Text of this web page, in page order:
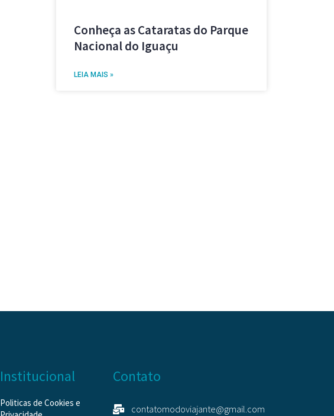
Conheça as Cataratas do Parque
Nacional do Iguaçu
LEIA MAIS »
Institucional
Politicas de Cookies e
Contato
contatomodoviajante@gmail.com